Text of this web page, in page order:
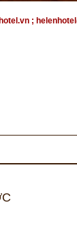
;